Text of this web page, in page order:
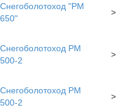
Снегоболотоход "РМ
650"
>
Снегоболотоход РМ
500-2
>
Снегоболотоход РМ
500-2
>